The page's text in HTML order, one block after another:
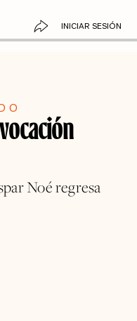
INICIAR SESIÓN
Noé regresa